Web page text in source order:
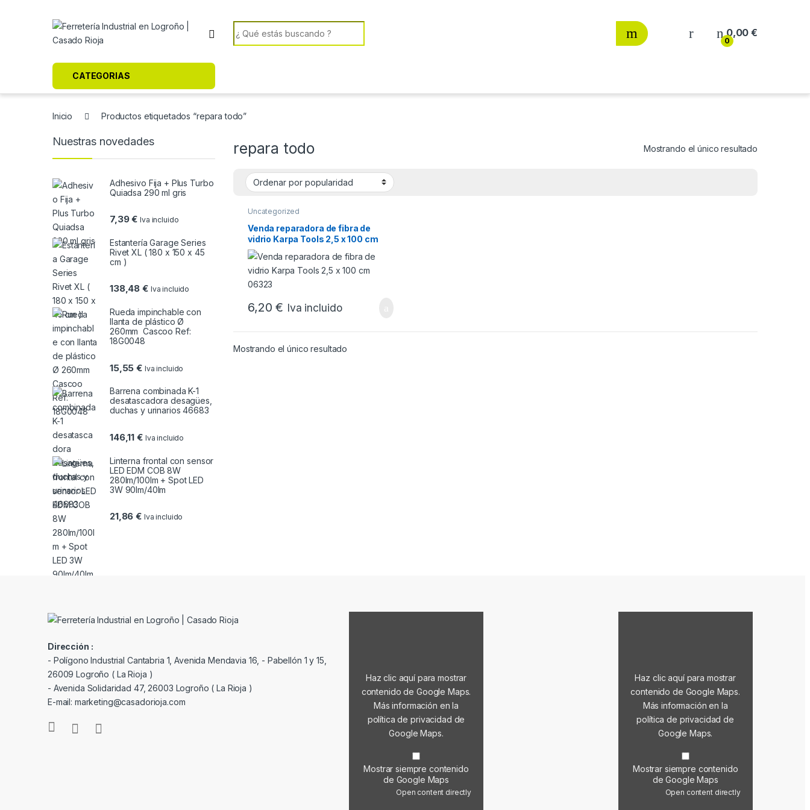
Search for:
0
0,00€
CATEGORIAS
Inicio Productos etiquetados “repara todo”
repara todo Mostrando el único resultado
Uncategorized
Venda reparadora de fibra de
vidrio Karpa Tools 2,5 x 100 cm
06323
6,20€ Iva incluido
Mostrando el único resultado
Nuestras novedades
Adhesivo Fija + Plus Turbo
Quiadsa 290 ml gris
7,39€ Iva incluido
Estantería Garage Series
Rivet XL ( 180 x 150 x 45
cm )
138,48€ Iva incluido
Rueda impinchable con
llanta de plástico Ø
260mm Cascoo Ref:
18G0048
15,55€ Iva incluido
Barrena combinada K-1
desatascadora desagües,
duchas y urinarios 46683
146,11€ Iva incluido
Linterna frontal con sensor
LED EDM COB 8W
280lm/100lm + Spot LED
3W 90lm/40lm
21,86€ Iva incluido
Dirección :
- Polígono Industrial Cantabria 1, Avenida Mendavia 16, - Pabellón 1 y 15,
26009 Logroño ( La Rioja )
- Avenida Solidaridad 47, 26003 Logroño ( La Rioja )
E-mail: marketing@casadorioja.com
Haz clic aquí para mostrar
contenido de Google Maps.
Más información en la
política de privacidad de
Google Maps.
Mostrar siempre contenido
de Google Maps
Open content directly
Haz clic aquí para mostrar
contenido de Google Maps.
Más información en la
política de privacidad de
Google Maps.
Mostrar siempre contenido
de Google Maps
Open content directly